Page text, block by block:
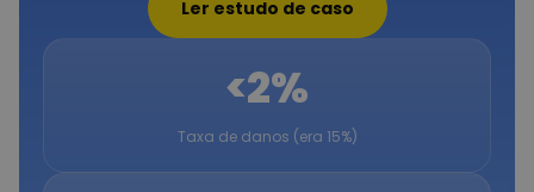
Ler estudo de caso
<2%
Taxa de danos (era 15%)